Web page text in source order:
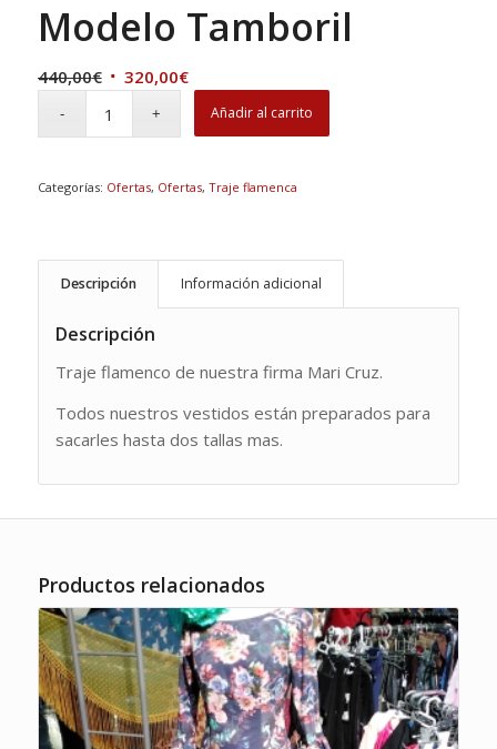
Modelo Tamboril
440,00€ El
440,00€.
320,00€El
precio
actual
320,00€.
Añadir al carrito
Categorías: Ofertas, Ofertas, Traje flamenca
Descripción Información adicional
Descripción
Traje flamenco de nuestra firma Mari Cruz.
Todos nuestros vestidos están preparados para
sacarles hasta dos tallas mas.
Productos relacionados